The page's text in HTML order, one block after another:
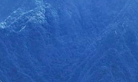
xuất của Đạo giáo từng tu
triền núi để ngắm
Đỉnh phía Nam với độ cao
toàn cảnh vô tận và những